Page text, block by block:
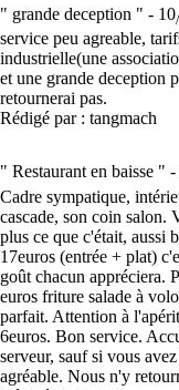
" grande deception " - 10
service peu agreable,
industrielle(une
et une grande deception
retournerai pas.
Rédigé par : tangmach
" Restaurant en baisse " -
Cadre sympatique,
cascade, son coin salon.
plus ce que c'était, aussi
17euros (entrée + plat)
goût chacun appréciera.
euros friture salade à
parfait. Attention à
6euros. Bon service.
serveur, sauf si vous
agréable. Nous n'y